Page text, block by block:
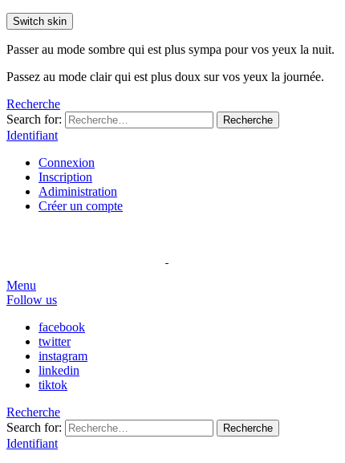
Switch skin
Passer au mode sombre qui est plus sympa pour vos yeux la nuit.
Passez au mode clair qui est plus doux sur vos yeux la journée.
Recherche
Search for:
Recherche
Identifiant
Connexion
Inscription
Adiministration
Créer un compte
Menu
Follow us
facebook
twitter
instagram
linkedin
tiktok
Recherche
Search for:
Recherche
Identifiant